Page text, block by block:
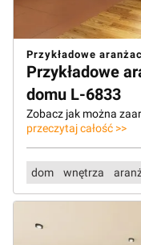
Przykładowe
Przykładowe
domu L-6833
Zobacz jak można
przeczytaj całość >>
dom wnętrza